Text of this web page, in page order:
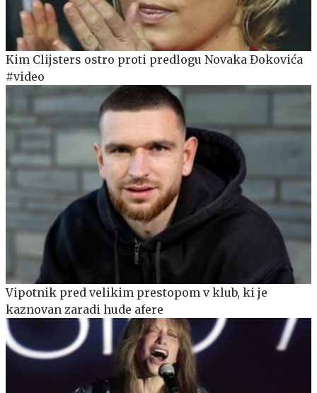
Kim Clijsters ostro proti predlogu Novaka Đokovića
#video
Vipotnik pred velikim prestopom v klub, ki je
kaznovan zaradi hude afere